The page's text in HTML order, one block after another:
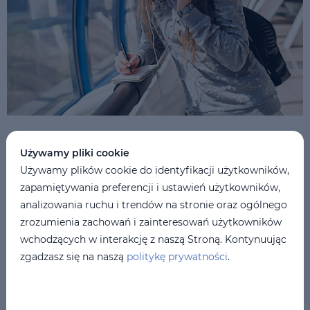
Jak wybrać audiobooki do nauki angielskiego?
Ogólnie rzecz biorąc, podobnie jak w przypadku zwykłych
książek drukowanych, powinieneś skupić się na swoim
ulubionym gatunku, autorach i wydawnictwach. Specyfiką
wyboru będzie poziom i narrator. Oto krótki przewodnik po
wyborze audiobooka 👇
Używamy pliki cookie
Używamy plików cookie do identyfikacji użytkowników,
zapamiętywania preferencji i ustawień użytkowników,
analizowania ruchu i trendów na stronie oraz ogólnego
zrozumienia zachowań i zainteresowań użytkowników
wchodzących w interakcję z naszą Stroną. Kontynuując
zgadzasz się na naszą politykę prywatności.